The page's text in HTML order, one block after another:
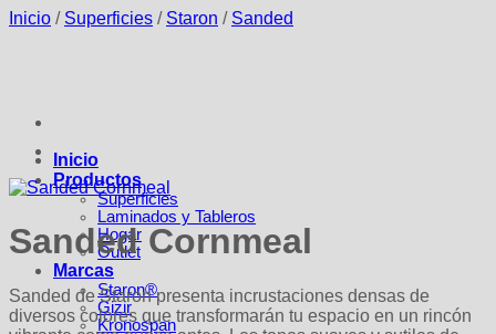
Inicio
Productos
Superficies
Laminados y Tableros
Hogar
Outlet
Marcas
Staron®
Gizir
Kronospan
Inicio / Superficies / Staron / Sanded
Sanded Cornmeal
Sanded de Staron presenta incrustaciones densas de
diversos colores que transformarán tu espacio en un rincón